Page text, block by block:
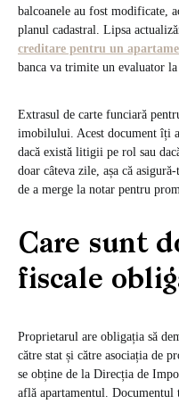
balcoanele au fost modificate,
planul cadastral. Lipsa
creditare pentru un
banca va trimite un evaluator
Extrasul de carte funciară
imobilului. Acest document îți
dacă există litigii pe rol sau
doar câteva zile, așa că
de a merge la notar pentru
Care sunt
fiscale
Proprietarul are obligația să
către stat și către asociația de
se obține de la Direcția de
află apartamentul. Documentul